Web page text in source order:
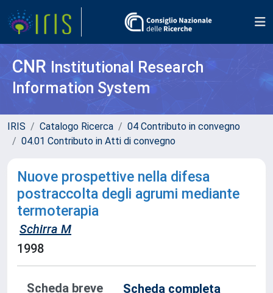
CNR Institutional Research
Information System
IRIS Catalogo Ricerca
04 Contributo in convegno
04.01 Contributo in Atti di convegno
Nuove prospettive nella difesa
postraccolta degli agrumi mediante
termoterapia
Schirra M
1998
Scheda breve
Scheda completa